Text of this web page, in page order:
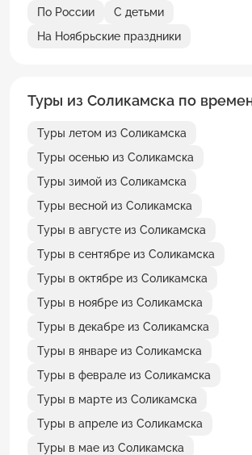
По России
С детьми
На Ноябрьские праздники
Туры из Соликамска по
Туры летом из Соликамска
Туры осенью из Соликамска
Туры зимой из Соликамска
Туры весной из Соликамска
Туры в августе из Соликамска
Туры в сентябре из Соликамска
Туры в октябре из Соликамска
Туры в ноябре из Соликамска
Туры в декабре из Соликамска
Туры в январе из Соликамска
Туры в феврале из Соликамска
Туры в марте из Соликамска
Туры в апреле из Соликамска
Туры в мае из Соликамска